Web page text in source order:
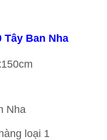
Tây Ban Nha
Nha
loại 1